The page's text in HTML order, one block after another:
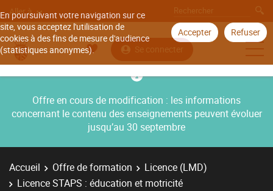
En poursuivant votre navigation sur ce
site, vous acceptez l'utilisation de
cookies à des fins de mesure d'audience
(statistiques anonymes).
Accepter Refuser
Aller à
Se connecter
Offre en cours de modification : les informations
concernant le contenu des enseignements peuvent évoluer
jusqu’au 30 septembre
Accueil Offre de formation
Licence (LMD)
Licence STAPS : éducation et motricité